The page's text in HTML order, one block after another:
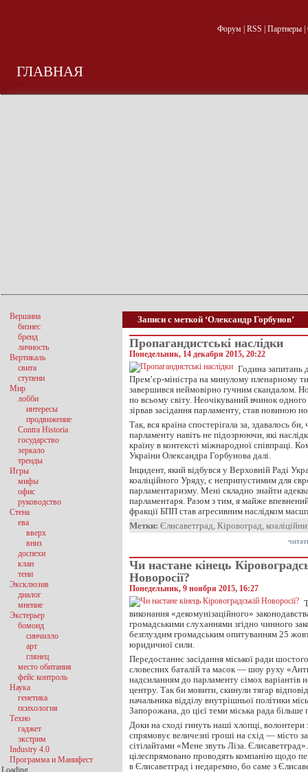
Форум| RSS Партнеры|
ГЛАВНАЯ
Записи с меткой ‘Олександр Горбунов’
Пропагандистські наслідки
Понедельник, 14 декабря 2015, 20:22
Година запитань
Прем’єр-міністра на минулому пленарному
завершився неймовірно гучним скандалом.
по всьому світу. Неочікуваний вчинок
зірвав засідання парламенту, став новиною
Так, вся країна спостерігала за, здавалось
парламенту навіть не підозрюючи, які
країну в контексті міжнародної співпраці.
України Олександра Горбунова далі.
Інцидент, який відбувся у Верховній Раді
коаліційного Уряду, є неприпустимим для
парламентаризму. Мені складно знайти
парламентаря. Разом з тим, я майже
фракції БПП став агресивним наслідком
Метки: Єлисаветград, Кіровоград,
Чи настане кінець
Новоросії?
Понедельник, 9 ноября 2015, 16:27
виконання «декомунізаційного»
громадськими слуханнями згідно чинного
безглуздим громадським опитуванням 25
юридичної сили.
Передостаннє засідання міської ради
словесних баталій та масок — шоу руху
надсиланням до парламенту сімох варіантів
центру. Так би мовити, скинули тягар
начальника відділу внутрішньої політики
Запорожана, до цієї теми міська рада більше
Доки на сході гинуть наші хлопці,
спрямовує величезні гроші на схід — місто
сітілайтами «Мене звуть Ліза.
цілеспрямовано проводять компанію щодо
в Єлисаветград і недаремно, бо саме з
Вершина
бизнес
бренд
личность
Вертикаль
свита
ступени
Мир
лобби
интересы
продвижение
Contra Historia
государство
зеркало
тренды
Игры
мифы
офис
руководство
Стена
ева
вверх
вниз
доспехи
клан
тени
Эксклюзив
диалог
мнение
Экстерьер
бомонд
синчилло
арт
глянец
место обитания
фейс контроль
Наука
генетика
психология
Техно
гаджет
экстрим
Industry 4.0
Программа и Манифест
Loading...